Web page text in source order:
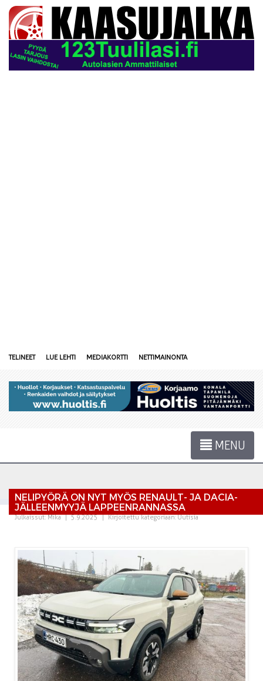
TELINEET LUE LEHTI MEDIAKORTTI NETTIMAINONTA
MENU
NELIPYÖRÄ ON NYT MYÖS RENAULT- JA DACIA-
JÄLLEENMYYJÄ LAPPEENRANNASSA
Julkaissut:Mika | 5.9.2025 | Kirjoitettu kategoriaan:Uutisia